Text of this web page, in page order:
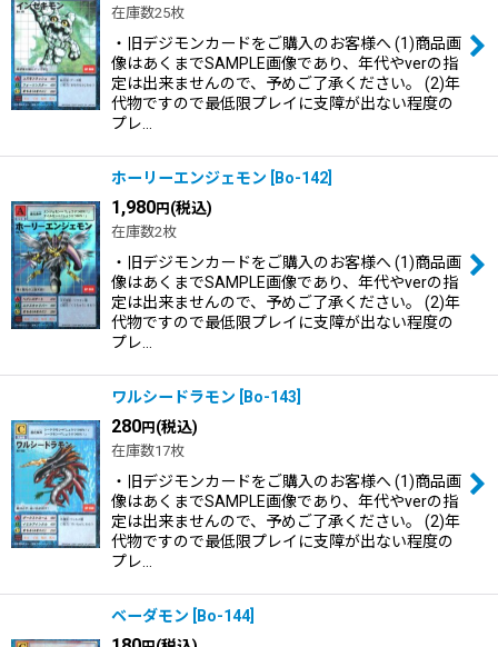
在庫数25枚
・旧デジモンカードをご購入のお客様へ (1)商品画
像はあくまでSAMPLE画像であり、年代やverの指
定は出来ませんので、予めご了承ください。 (2)年
代物ですので最低限プレイに支障が出ない程度の
プレ…
ホーリーエンジェモン Bo-142
1,980円(税込)
在庫数2枚
・旧デジモンカードをご購入のお客様へ (1)商品画
像はあくまでSAMPLE画像であり、年代やverの指
定は出来ませんので、予めご了承ください。 (2)年
代物ですので最低限プレイに支障が出ない程度の
プレ…
ワルシードラモン Bo-143
280円(税込)
在庫数17枚
・旧デジモンカードをご購入のお客様へ (1)商品画
像はあくまでSAMPLE画像であり、年代やverの指
定は出来ませんので、予めご了承ください。 (2)年
代物ですので最低限プレイに支障が出ない程度の
プレ…
ベーダモン Bo-144]